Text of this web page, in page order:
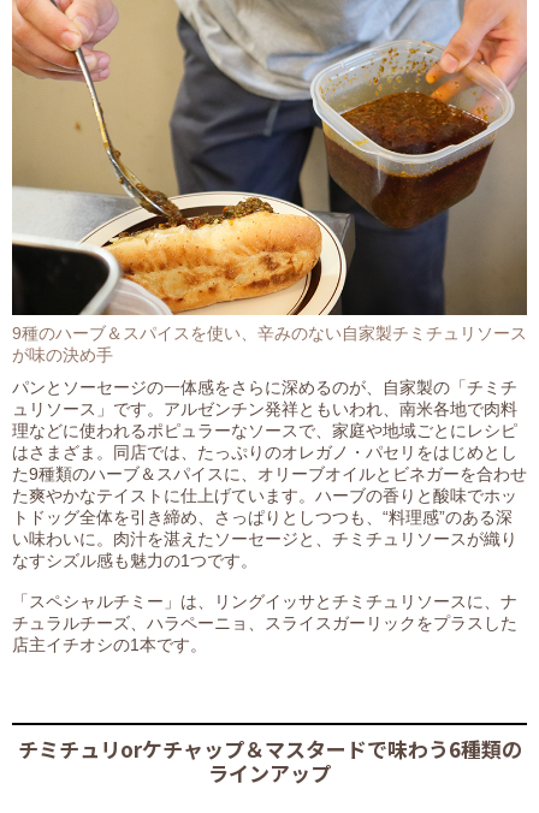
9種のハーブ＆スパイスを使い、辛みのない自家製チミチュリソース
が味の決め手
パンとソーセージの一体感をさらに深めるのが、自家製の「チミチ
ュリソース」です。アルゼンチン発祥ともいわれ、南米各地で肉料
理などに使われるポピュラーなソースで、家庭や地域ごとにレシピ
はさまざま。同店では、たっぷりのオレガノ・パセリをはじめとし
た9種類のハーブ＆スパイスに、オリーブオイルとビネガーを合わせ
た爽やかなテイストに仕上げています。ハーブの香りと酸味でホッ
トドッグ全体を引き締め、さっぱりとしつつも、“料理感”のある深
い味わいに。肉汁を湛えたソーセージと、チミチュリソースが織り
なすシズル感も魅力の1つです。
「スペシャルチミー」は、リングイッサとチミチュリソースに、ナ
チュラルチーズ、ハラペーニョ、スライスガーリックをプラスした
店主イチオシの1本です。
チミチュリorケチャップ＆マスタードで味わう6種類の
ラインアップ